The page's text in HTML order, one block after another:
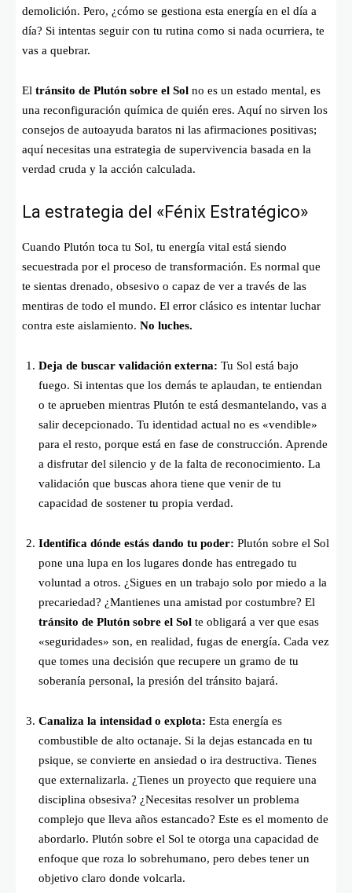
demolición. Pero, ¿cómo se gestiona esta energía en el día a
día? Si intentas seguir con tu rutina como si nada ocurriera, te
vas a quebrar.
El tránsito de Plutón sobre el Sol no es un estado mental, es
una reconfiguración química de quién eres. Aquí no sirven los
consejos de autoayuda baratos ni las afirmaciones positivas;
aquí necesitas una estrategia de supervivencia basada en la
verdad cruda y la acción calculada.
La estrategia del «Fénix Estratégico»
Cuando Plutón toca tu Sol, tu energía vital está siendo
secuestrada por el proceso de transformación. Es normal que
te sientas drenado, obsesivo o capaz de ver a través de las
mentiras de todo el mundo. El error clásico es intentar luchar
contra este aislamiento. No luches.
Deja de buscar validación externa: Tu Sol está bajo
fuego. Si intentas que los demás te aplaudan, te entiendan
o te aprueben mientras Plutón te está desmantelando, vas a
salir decepcionado. Tu identidad actual no es «vendible»
para el resto, porque está en fase de construcción. Aprende
a disfrutar del silencio y de la falta de reconocimiento. La
validación que buscas ahora tiene que venir de tu
capacidad de sostener tu propia verdad.
Identifica dónde estás dando tu poder: Plutón sobre el Sol
pone una lupa en los lugares donde has entregado tu
voluntad a otros. ¿Sigues en un trabajo solo por miedo a la
precariedad? ¿Mantienes una amistad por costumbre? El
tránsito de Plutón sobre el Sol te obligará a ver que esas
«seguridades» son, en realidad, fugas de energía. Cada vez
que tomes una decisión que recupere un gramo de tu
soberanía personal, la presión del tránsito bajará.
Canaliza la intensidad o explota: Esta energía es
combustible de alto octanaje. Si la dejas estancada en tu
psique, se convierte en ansiedad o ira destructiva. Tienes
que externalizarla. ¿Tienes un proyecto que requiere una
disciplina obsesiva? ¿Necesitas resolver un problema
complejo que lleva años estancado? Este es el momento de
abordarlo. Plutón sobre el Sol te otorga una capacidad de
enfoque que roza lo sobrehumano, pero debes tener un
objetivo claro donde volcarla.